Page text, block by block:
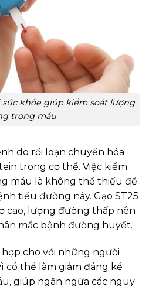
sức khỏe giúp kiểm soát lượng
trong máu
do rối loạn chuyển hóa
trong cơ thể. Việc kiểm
máu là không thể thiếu để
tiểu đường này. Gạo ST25
cao, lượng đường thấp nên
mắc bệnh đường huyết.
cho với những người
có thể làm giảm đáng kể
giúp ngăn ngừa các nguy